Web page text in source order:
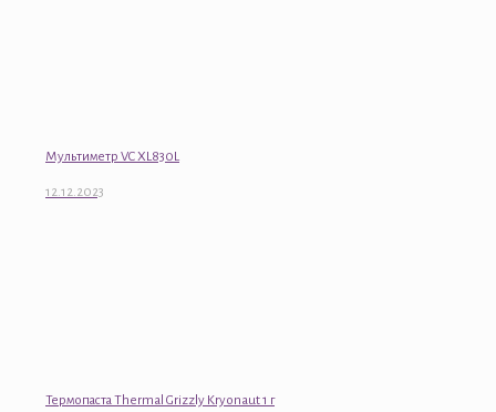
Мультиметр VC XL830L
12.12.2023
Термопаста Thermal Grizzly Kryonaut 1 г